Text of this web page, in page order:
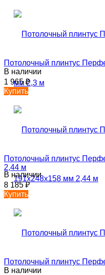
Потолочный плинтус
В наличии
1 965₽
Купить
Потолочный плинтус
2,44 м
В наличии
8 185₽
Купить
Потолочный плинтус
В наличии